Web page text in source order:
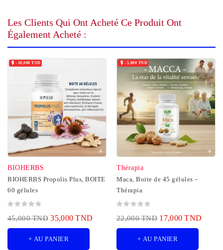
Les Clients Qui Ont Acheté Ce Produit Ont
Également Acheté :
-10,000 TND
BIOHERBS
BIOHERBS Propolis Plus, BOITE
60 gélules
45,000 TND 35,000 TND
+ AU PANIER
 -5,000 TND
Thérapia
Maca, Boite de 45 gélules –
Thérapia
22,000 TND 17,000 TND
+ AU PANIER